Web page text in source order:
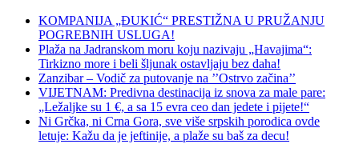
KOMPANIJA „ĐUKIĆ“ PRESTIŽNA U PRUŽANJU
POGREBNIH USLUGA!
Plaža na Jadranskom moru koju nazivaju „Havajima“:
Tirkizno more i beli šljunak ostavljaju bez daha!
Zanzibar – Vodič za putovanje na ’’Ostrvo začina’’
VIJETNAM: Predivna destinacija iz snova za male pare:
„Ležaljke su 1 €, a sa 15 evra ceo dan jedete i pijete!“
Ni Grčka, ni Crna Gora, sve više srpskih porodica ovde
letuje: Kažu da je jeftinije, a plaže su baš za decu!